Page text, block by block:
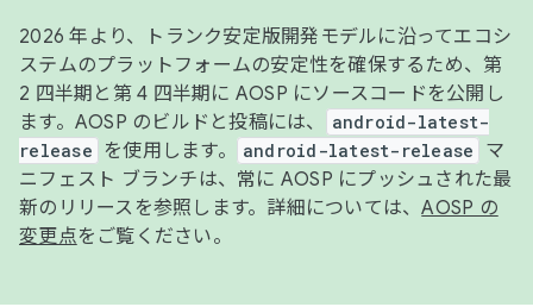
2026 年より、トランク安定版開発モデルに沿ってエコシ
ステムのプラットフォームの安定性を確保するため、第
2 四半期と第 4 四半期に AOSP にソースコードを公開し
ます。AOSP のビルドと投稿には、
android-latest-
release
を使用します。 android-latest-release
マ
ニフェスト ブランチは、常に AOSP にプッシュされた最
新のリリースを参照します。詳細については、AOSP の
変更点をご覧ください。